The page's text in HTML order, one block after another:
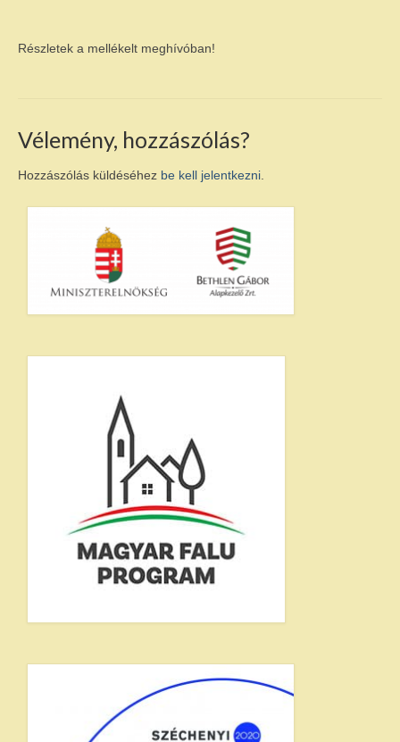
E-ÖNKORMÁNYZAT
Letölthető nyomtatványok
Részletek a mellékelt meghívóban!
Vélemény, hozzászólás?
Hozzászólás küldéséhez be kell jelentkezni